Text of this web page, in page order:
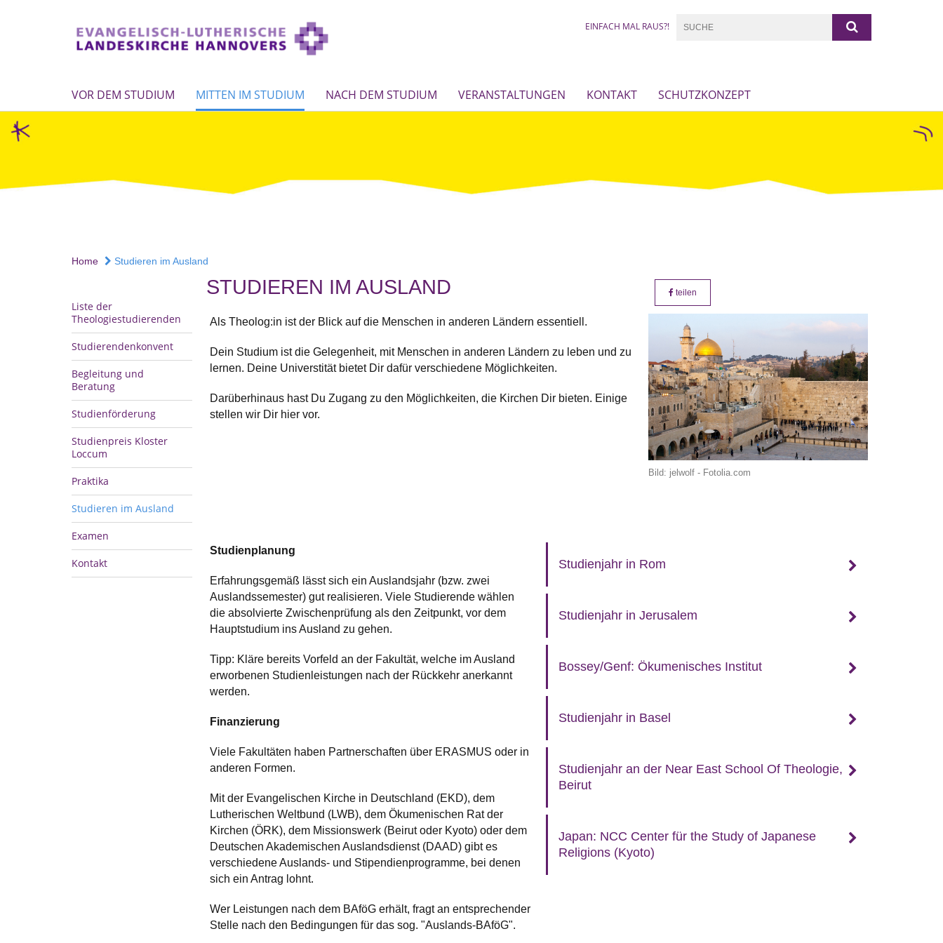
EINFACH MAL RAUS?!
VOR DEM STUDIUM MITTEN IM STUDIUM NACH DEM STUDIUM VERANSTALTUNGEN KONTAKT SCHUTZKONZEPT
Home Studieren im Ausland
Liste der
Theologiestudierenden
Studierendenkonvent
Begleitung und
Beratung
Studienförderung
Studienpreis Kloster
Loccum
Praktika
Studieren im Ausland
Examen
Kontakt
STUDIEREN IM AUSLAND teilen
Bild: jelwolf - Fotolia.com
Als Theolog:in ist der Blick auf die Menschen in anderen Ländern essentiell.
Dein Studium ist die Gelegenheit, mit Menschen in anderen Ländern zu leben und zu
lernen. Deine Universtität bietet Dir dafür verschiedene Möglichkeiten.
Darüberhinaus hast Du Zugang zu den Möglichkeiten, die Kirchen Dir bieten. Einige
stellen wir Dir hier vor.
Studienplanung
Erfahrungsgemäß lässt sich ein Auslandsjahr (bzw. zwei
Auslandssemester) gut realisieren. Viele Studierende wählen
die absolvierte Zwischenprüfung als den Zeitpunkt, vor dem
Hauptstudium ins Ausland zu gehen.
Tipp: Kläre bereits Vorfeld an der Fakultät, welche im Ausland
erworbenen Studienleistungen nach der Rückkehr anerkannt
werden.
Finanzierung
Viele Fakultäten haben Partnerschaften über ERASMUS oder in
anderen Formen.
Mit der Evangelischen Kirche in Deutschland (EKD), dem
Lutherischen Weltbund (LWB), dem Ökumenischen Rat der
Kirchen (ÖRK), dem Missionswerk (Beirut oder Kyoto) oder dem
Deutschen Akademischen Auslandsdienst (DAAD) gibt es
verschiedene Auslands- und Stipendienprogramme, bei denen
sich ein Antrag lohnt.
Wer Leistungen nach dem BAföG erhält, fragt an entsprechender
Stelle nach den Bedingungen für das sog. "Auslands-BAföG".
Studienjahr in Rom
Studienjahr in Jerusalem
Bossey/Genf: Ökumenisches Institut
Studienjahr in Basel
Studienjahr an der Near East School Of Theologie,
Beirut
Japan: NCC Center für the Study of Japanese
Religions (Kyoto)